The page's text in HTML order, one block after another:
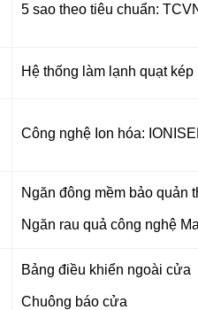
5 sao theo tiêu chuẩn:
Hệ thống làm lạnh quạt kép
Công nghệ Ion hóa:
Ngăn đông mềm bảo quản
Ngăn rau quả công nghệ
Bảng điều khiển ngoài cửa
Chuông báo cửa